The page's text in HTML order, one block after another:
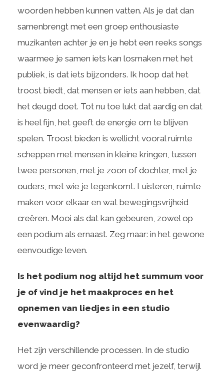
woorden hebben kunnen vatten. Als je dat dan
samenbrengt met een groep enthousiaste
muzikanten achter je en je hebt een reeks songs
waarmee je samen iets kan losmaken met het
publiek, is dat iets bijzonders. Ik hoop dat het
troost biedt, dat mensen er iets aan hebben, dat
het deugd doet. Tot nu toe lukt dat aardig en dat
is heel fijn, het geeft de energie om te blijven
spelen. Troost bieden is wellicht vooral ruimte
scheppen met mensen in kleine kringen, tussen
twee personen, met je zoon of dochter, met je
ouders, met wie je tegenkomt. Luisteren, ruimte
maken voor elkaar en wat bewegingsvrijheid
creëren. Mooi als dat kan gebeuren, zowel op
een podium als ernaast. Zeg maar: in het gewone
eenvoudige leven.
Is het podium nog altijd het summum voor
je of vind je het maakproces en het
opnemen van liedjes in een studio
evenwaardig?
Het zijn verschillende processen. In de studio
word je meer geconfronteerd met jezelf, terwijl